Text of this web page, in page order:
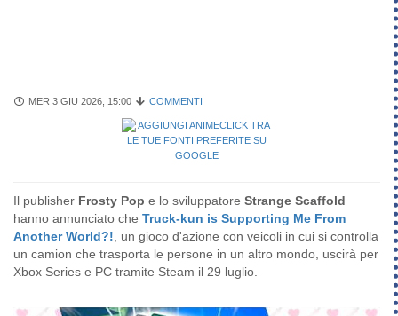
MER 3 GIU 2026, 15:00 COMMENTI
Il publisher Frosty Pop e lo sviluppatore Strange Scaffold
hanno annunciato che Truck-kun is Supporting Me From
Another World?! , un gioco d'azione con veicoli in cui si controlla
un camion che trasporta le persone in un altro mondo, uscirà per
Xbox Series e PC tramite Steam il 29 luglio.